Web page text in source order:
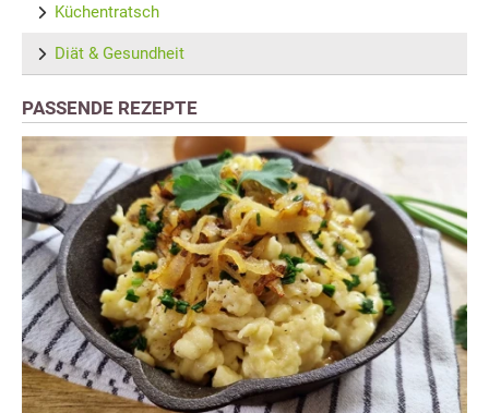
Küchentratsch
Diät & Gesundheit
PASSENDE REZEPTE